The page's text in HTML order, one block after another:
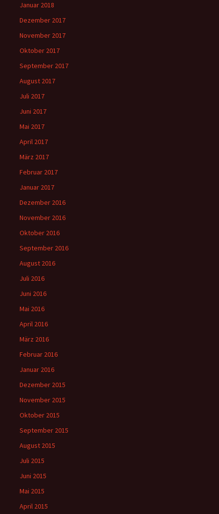
Januar 2018
Dezember 2017
November 2017
Oktober 2017
September 2017
August 2017
Juli 2017
Juni 2017
Mai 2017
April 2017
März 2017
Februar 2017
Januar 2017
Dezember 2016
November 2016
Oktober 2016
September 2016
August 2016
Juli 2016
Juni 2016
Mai 2016
April 2016
März 2016
Februar 2016
Januar 2016
Dezember 2015
November 2015
Oktober 2015
September 2015
August 2015
Juli 2015
Juni 2015
Mai 2015
April 2015